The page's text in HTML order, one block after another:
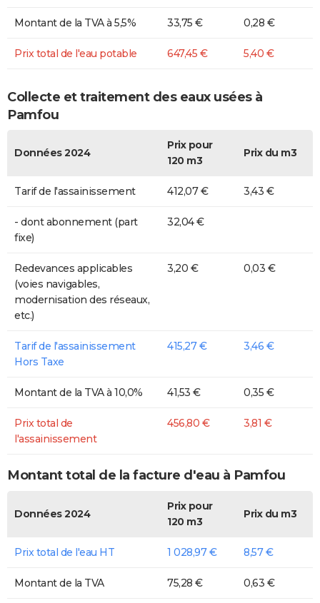
Montant de la TVA à 5,5% 33,75 € 0,28 €
Prix total de l'eau potable 647,45 € 5,40 €
Collecte et traitement des eaux usées à
Pamfou
Données 2024
Prix pour
120 m3
Prix du m3
Tarif de l'assainissement 412,07 € 3,43 €
- dont abonnement (part
fixe)
32,04 €
Redevances applicables
(voies navigables,
modernisation des réseaux,
etc.)
3,20 € 0,03 €
Tarif de l'assainissement
Hors Taxe
415,27 € 3,46 €
Montant de la TVA à 10,0% 41,53 € 0,35 €
Prix total de
l'assainissement
456,80 € 3,81 €
Montant total de la facture d'eau à Pamfou
Données 2024
Prix pour
120 m3
Prix du m3
Prix total de l'eau HT 1 028,97 € 8,57 €
Montant de la TVA 75,28 € 0,63 €